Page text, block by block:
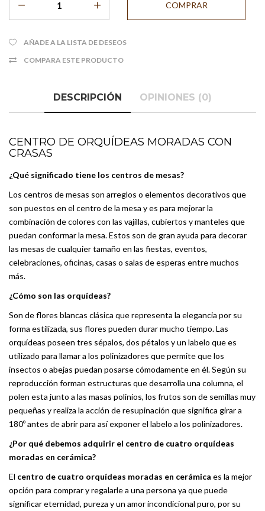
AÑADE A LA LISTA DE DESEOS
COMPARA ESTE PRODUCTO
DESCRIPCIÓN OPINIONES (0)
CENTRO DE ORQUÍDEAS MORADAS CON
CRASAS
¿Qué significado tiene los centros de mesas?
Los centros de mesas son arreglos o elementos decorativos que
son puestos en el centro de la mesa y es para mejorar la
combinación de colores con las vajillas, cubiertos y manteles que
puedan conformar la mesa. Estos son de gran ayuda para decorar
las mesas de cualquier tamaño en las fiestas, eventos,
celebraciones, oficinas, casas o salas de esperas entre muchos
más.
¿Cómo son las orquídeas?
Son de flores blancas clásica que representa la elegancia por su
forma estilizada, sus flores pueden durar mucho tiempo. Las
orquídeas poseen tres sépalos, dos pétalos y un labelo que es
utilizado para llamar a los polinizadores que permite que los
insectos o abejas puedan posarse cómodamente en él. Según su
reproducción forman estructuras que desarrolla una columna, el
polen esta junto a las masas polinios, los frutos son de semillas muy
pequeñas y realiza la acción de resupinación que significa girar a
180º antes de abrir para así exponer el labelo a los polinizadores.
¿Por qué debemos adquirir el centro de cuatro orquídeas
moradas en cerámica?
El centro de cuatro orquídeas moradas en cerámica es la mejor
opción para comprar y regalarle a una persona ya que puede
significar eternidad, pureza y un amor incondicional puro, por su